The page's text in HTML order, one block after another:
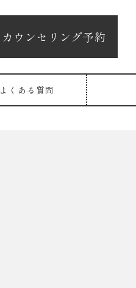
カウンセリング予約
よくある質問